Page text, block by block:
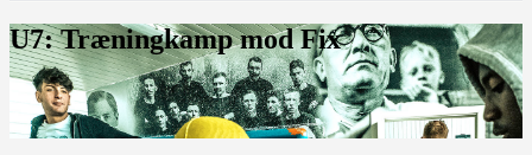
U7: Træningkamp mod Fix